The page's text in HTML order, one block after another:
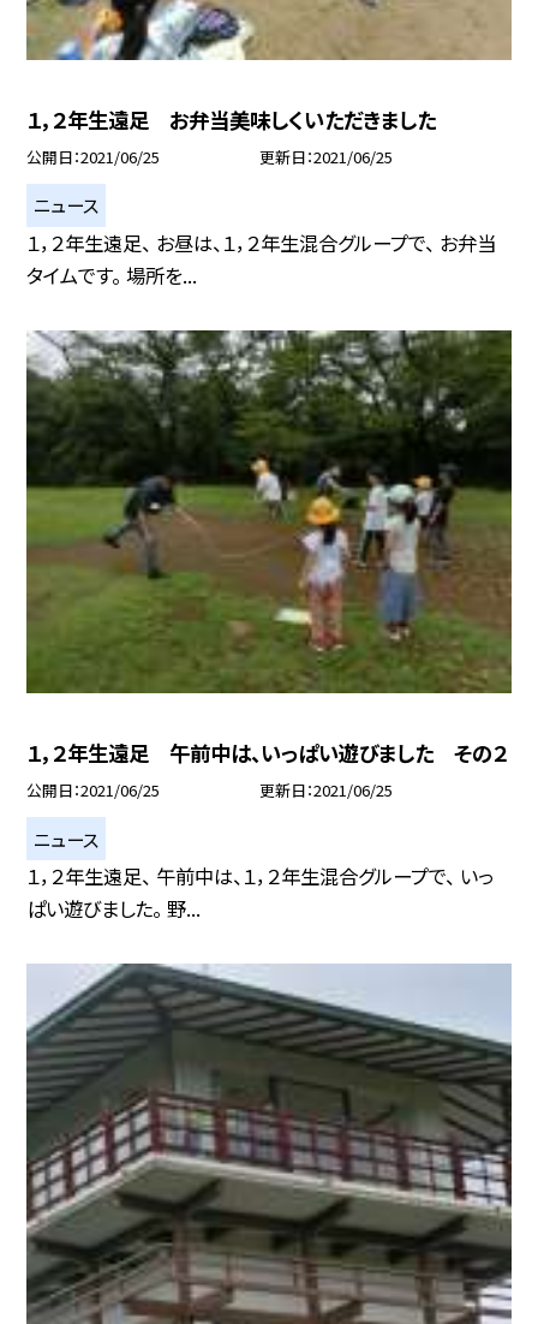
１，２年生遠足 お弁当美味しくいただきました
公開日 2021/06/25 更新日 2021/06/25
ニュース
１，２年生遠足、 お昼は、１，２年生混合グループで、 お弁当
タイムです。 場所を...
１，２年生遠足 午前中は、いっぱい遊びました その２
公開日 2021/06/25 更新日 2021/06/25
ニュース
１，２年生遠足、 午前中は、１，２年生混合グループで、 いっ
ぱい遊びました。 野...